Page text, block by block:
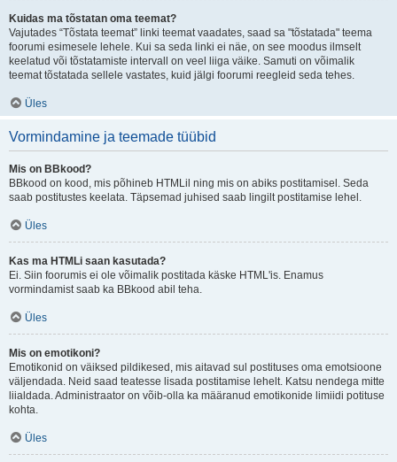
Kuidas ma tõstatan oma teemat?
Vajutades “Tõstata teemat” linki teemat vaadates, saad sa "tõstatada" teema
foorumi esimesele lehele. Kui sa seda linki ei näe, on see moodus ilmselt
keelatud või tõstatamiste intervall on veel liiga väike. Samuti on võimalik
teemat tõstatada sellele vastates, kuid jälgi foorumi reegleid seda tehes.
Üles
Vormindamine ja teemade tüübid
Mis on BBkood?
BBkood on kood, mis põhineb HTMLil ning mis on abiks postitamisel. Seda
saab postitustes keelata. Täpsemad juhised saab lingilt postitamise lehel.
Üles
Kas ma HTMLi saan kasutada?
Ei. Siin foorumis ei ole võimalik postitada käske HTML'is. Enamus
vormindamist saab ka BBkood abil teha.
Üles
Mis on emotikoni?
Emotikonid on väiksed pildikesed, mis aitavad sul postituses oma emotsioone
väljendada. Neid saad teatesse lisada postitamise lehelt. Katsu nendega mitte
liialdada. Administraator on võib-olla ka määranud emotikonide limiidi potituse
kohta.
Üles